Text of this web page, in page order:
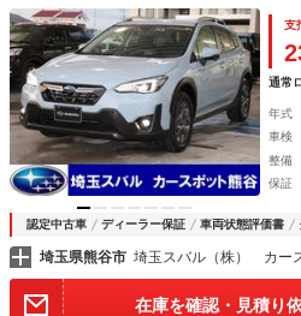
コ ＥＴＣ２．０ ルーフレール
ト／左サイド／バックカメラ 追
ド ワンオーナーリヤソナー
支
通常
年式
車検
整備
保証
認定中古車 ディーラー保証 車両状態評価書
埼玉県熊谷市 埼玉スバル（株） カー
在庫を確認・見積り